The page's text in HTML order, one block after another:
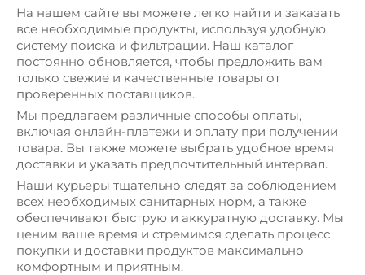
На нашем сайте вы можете легко найти и заказать
все необходимые продукты, используя удобную
систему поиска и фильтрации. Наш каталог
постоянно обновляется, чтобы предложить вам
только свежие и качественные товары от
проверенных поставщиков.
Мы предлагаем различные способы оплаты,
включая онлайн-платежи и оплату при получении
товара. Вы также можете выбрать удобное время
доставки и указать предпочтительный интервал.
Наши курьеры тщательно следят за соблюдением
всех необходимых санитарных норм, а также
обеспечивают быструю и аккуратную доставку. Мы
ценим ваше время и стремимся сделать процесс
покупки и доставки продуктов максимально
комфортным и приятным.
НАПИТКИ
ДЛЯ
ЖИВОТНЫХ
НЕПРОДОВОЛЬСТВЕННЫЕ
+7 (495) 111-22-33
+7 (499) 333-22-11